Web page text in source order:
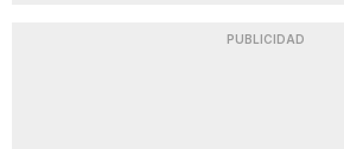
PUBLICIDAD